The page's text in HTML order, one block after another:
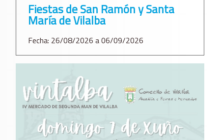
Fiestas de San Ramón y Santa
María de Vilalba
Fecha: 26/08/2026 a 06/09/2026